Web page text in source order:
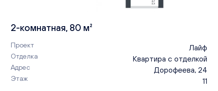
2-комнатная, 80 м²
Проект Лайф
Отделка Квартира с отделкой
Адрес Дорофеева, 24
Этаж 11